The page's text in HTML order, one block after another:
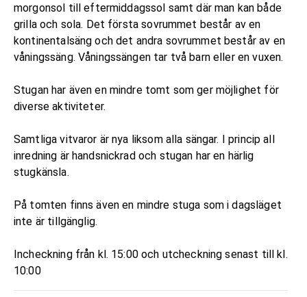
morgonsol till eftermiddagssol samt där man kan både
grilla och sola. Det första sovrummet består av en
kontinentalsäng och det andra sovrummet består av en
våningssäng. Våningssängen tar två barn eller en vuxen.
Stugan har även en mindre tomt som ger möjlighet för
diverse aktiviteter.
Samtliga vitvaror är nya liksom alla sängar. I princip all
inredning är handsnickrad och stugan har en härlig
stugkänsla.
På tomten finns även en mindre stuga som i dagsläget
inte är tillgänglig.
Incheckning från kl. 15:00 och utcheckning senast till kl.
10:00